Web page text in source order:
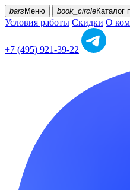
bars Меню book_circleКаталог
Условия работы Скидки О
+7 (495) 921-39-22